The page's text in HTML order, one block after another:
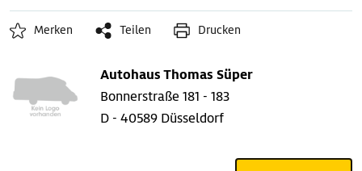
Merken Teilen Drucken
Autohaus Thomas Süper
Bonnerstraße 181 - 183
D - 40589 Düsseldorf